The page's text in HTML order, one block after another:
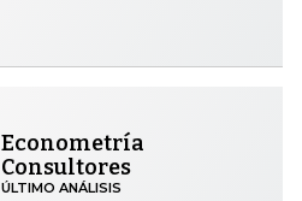
Econometría
Consultores
ÚLTIMO ANÁLISIS